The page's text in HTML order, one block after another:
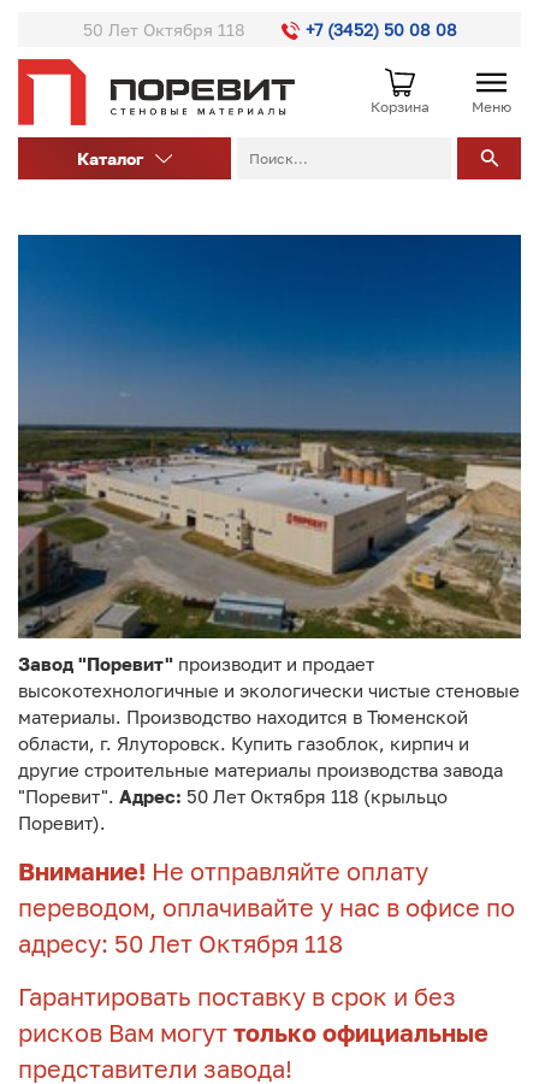
50 Лет Октября 118 +7 (3452) 50 08 08
Корзина Меню
Каталог
Завод "Поревит" производит и продает
высокотехнологичные и экологически чистые стеновые
материалы. Производство находится в Тюменской
области, г. Ялуторовск. Купить газоблок, кирпич и
другие строительные материалы производства завода
"Поревит". Адрес: 50 Лет Октября 118 (крыльцо
Поревит).
Внимание! Не отправляйте оплату
переводом, оплачивайте у нас в офисе по
адресу: 50 Лет Октября 118
Гарантировать поставку в срок и без
рисков Вам могут только официальные
представители завода!